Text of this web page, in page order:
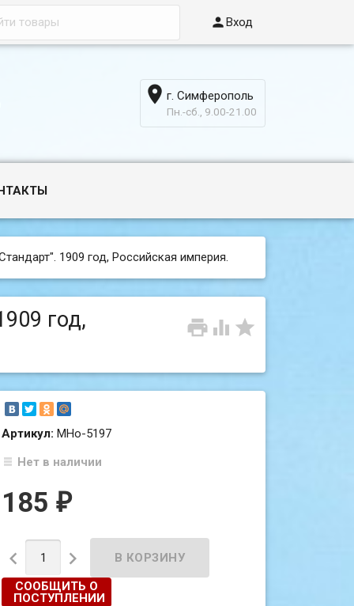
Вход
 г. Симферополь
Пн.-сб., 9.00-21.00
1909 год, Российская империя.
  
год,
Артикул:МНо-5197
Нет в наличии
185₽
 
СООБЩИТЬ О
ПОСТУПЛЕНИИ